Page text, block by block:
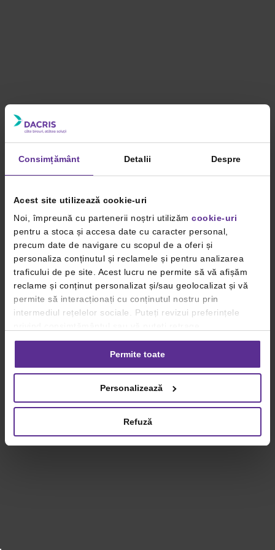
Consimțământ Detalii Despre
Acest site utilizează cookie-uri
Noi, împreună cu partenerii noștri utilizăm cookie-uri
pentru a stoca și accesa date cu caracter personal,
precum date de navigare cu scopul de a oferi și
personaliza conținutul și reclamele și pentru analizarea
traficului de pe site. Acest lucru ne permite să vă afișăm
reclame și conținut personalizat și/sau geolocalizat și vă
permite să interacționați cu conținutul nostru prin
intermediul rețelelor sociale. Puteți revizui preferințele
consimțământul oricând, făcând click pe linkul către
setările dvs. de cookie-uri.
privind utilizarea modulelor cookie.Detalii
Permite toate
Personalizează
Refuză